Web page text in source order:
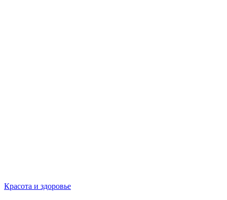
Красота и здоровье